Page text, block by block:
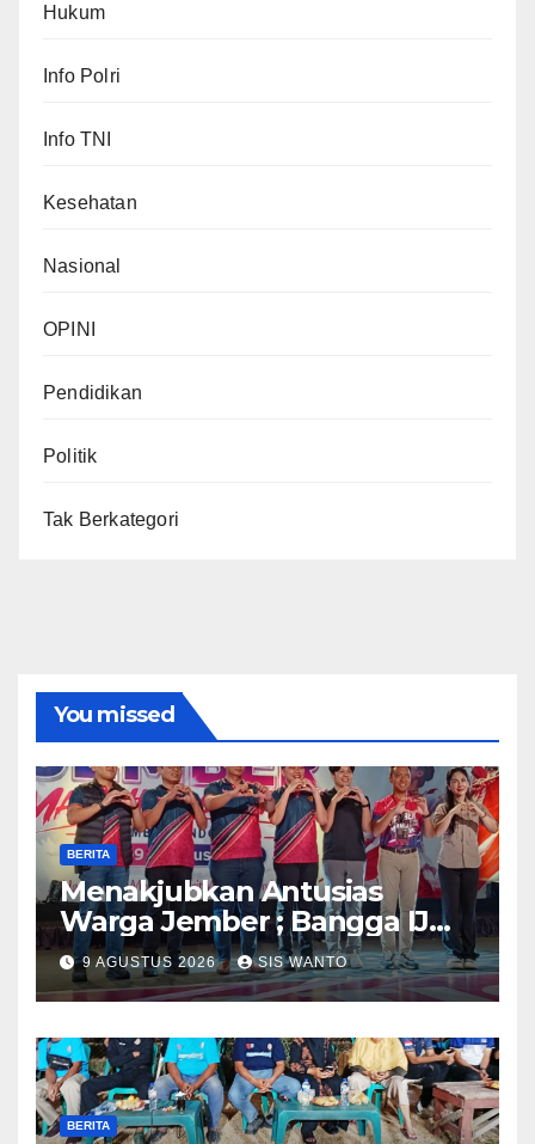
Hukum
Info Polri
Info TNI
Kesehatan
Nasional
OPINI
Pendidikan
Politik
Tak Berkategori
You missed
BERITA
Menakjubkan Antusias
Warga Jember ; Bangga IJMC
Sangat Luar Biasa
9 AGUSTUS 2026 SIS WANTO
BERITA